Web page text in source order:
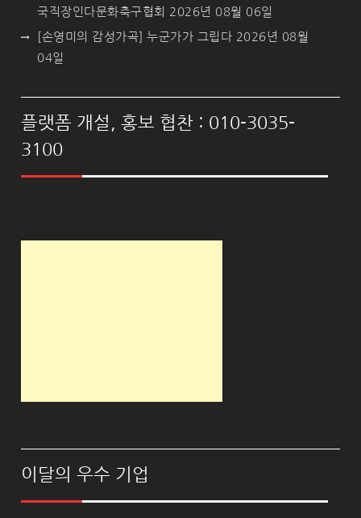
국직장인다문화축구협회 2026년 08월 06일
[손영미의 감성가곡] 누군가가 그립다 2026년 08월
04일
플랫폼 개설, 홍보 협찬 : 010-3035-
3100
이달의 우수 기업